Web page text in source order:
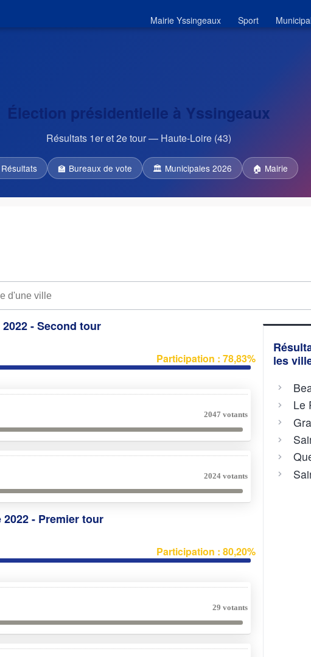
Mairie Yssingeaux Sport
Élection présidentielle à Yssingeaux
Résultats 1er et 2e tour — Haute-Loire (43)
🏫 Bureaux de vote 🏛 Municipales 2026 🏠 Mairie
- Second tour
Participation : 78,83%
2047 votants
2024 votants
- Premier tour
Participation : 80,20%
29 votants
les
Le